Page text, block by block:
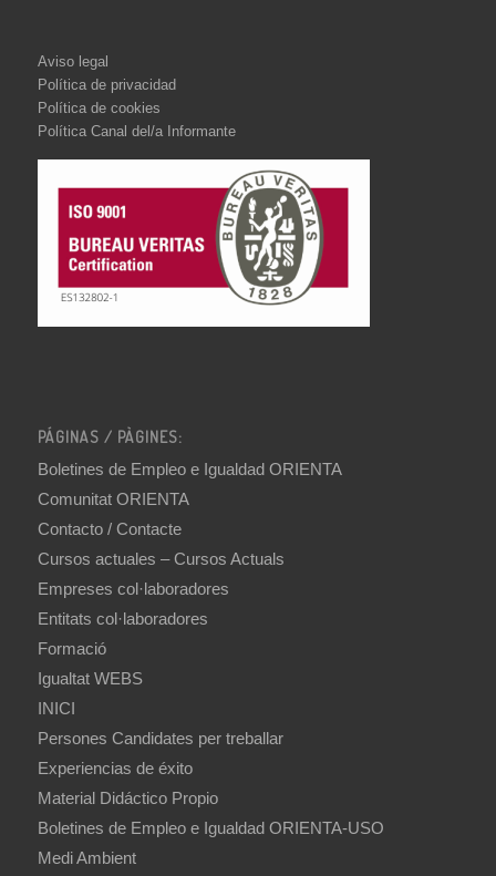
Aviso legal
Política de privacidad
Política de cookies
Política Canal del/a Informante
PÁGINAS / PÀGINES:
Boletines de Empleo e Igualdad ORIENTA
Comunitat ORIENTA
Contacto / Contacte
Cursos actuales – Cursos Actuals
Empreses col·laboradores
Entitats col·laboradores
Formació
Igualtat WEBS
INICI
Persones Candidates per treballar
Experiencias de éxito
Material Didáctico Propio
Boletines de Empleo e Igualdad ORIENTA-USO
Medi Ambient